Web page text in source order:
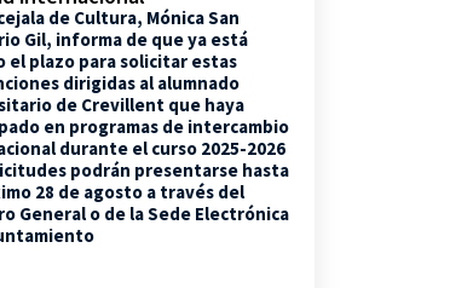
de Cultura, Mónica San
Gil, informa de que ya está
el plazo para solicitar estas
dirigidas al alumnado
de Crevillent que haya
en programas de intercambio
durante el curso 2025-2026
podrán presentarse hasta
28 de agosto a través del
General o de la Sede Electrónica